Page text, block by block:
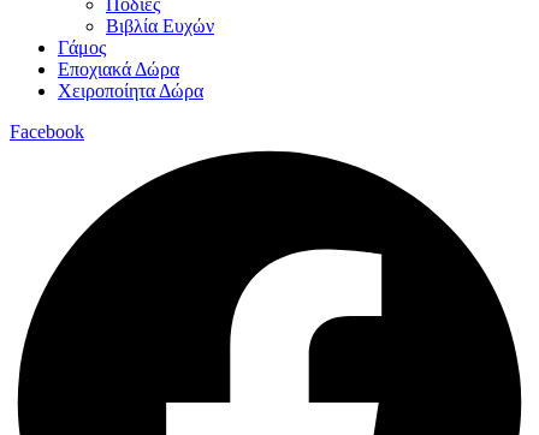
Ποδιές
Βιβλία Ευχών
Γάμος
Εποχιακά Δώρα
Χειροποίητα Δώρα
Facebook